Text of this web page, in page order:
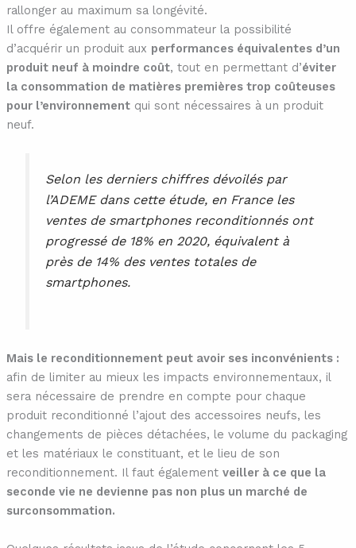
rallonger au maximum sa longévité.
Il offre également au consommateur la possibilité
d’acquérir un produit aux performances équivalentes d’un
produit neuf à moindre coût, tout en permettant d’éviter
la consommation de matières premières trop coûteuses
pour l’environnementqui sont nécessaires à un produit
neuf.
Selon les derniers chiffres dévoilés par
l’ADEME dans cette étude, en France les
ventes de smartphones reconditionnés ont
progressé de 18% en 2020, équivalent à
près de 14% des ventes totales de
smartphones.
Mais le reconditionnement peut avoir ses inconvénients :
afin de limiter au mieux les impacts environnementaux, il
sera nécessaire de prendre en compte pour chaque
produit reconditionné l’ajout des accessoires neufs, les
changements de pièces détachées, le volume du packaging
et les matériaux le constituant, et le lieu de son
reconditionnement. Il faut également veiller à ce que la
seconde vie ne devienne pas non plus un marché de
surconsommation.